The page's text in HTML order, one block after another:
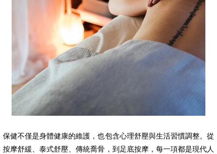
保健不僅是身體健康的維護，也包含心理舒壓與生活習慣調整。從
按摩舒緩、泰式舒壓、傳統喬骨，到足底按摩，每一項都是現代人